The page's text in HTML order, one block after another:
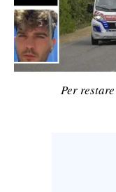
CALCIO REGIONALE
BASKET
VOLLEY
MOTORI
Per